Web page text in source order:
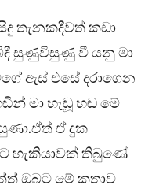
තැනකදීවත් කඩා
සුණුවිසුණු වී යනු මා
ඇස් එසේ දරාගෙන
මා හැඬූ හඬ මේ
ඒ දුක
හැකියාවක් තිබුණේ
ඔබට මේ කතාව